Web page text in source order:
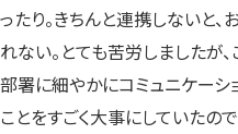
ったり。きちんと連携しないと
れない。とても苦労しましたが
部署に細やかにコミュニケーシ
ことをすごく大事にしていたの